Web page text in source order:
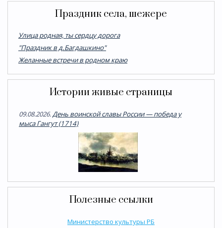
Праздник села, шежере
Улица родная, ты сердцу дорога
"Праздник в д.Багдашкино"
Желанные встречи в родном краю
Истории живые страницы
09.08.2026.День воинской славы России — победа у
мыса Гангут (1714)
Полезные ссылки
Министерство культуры РБ